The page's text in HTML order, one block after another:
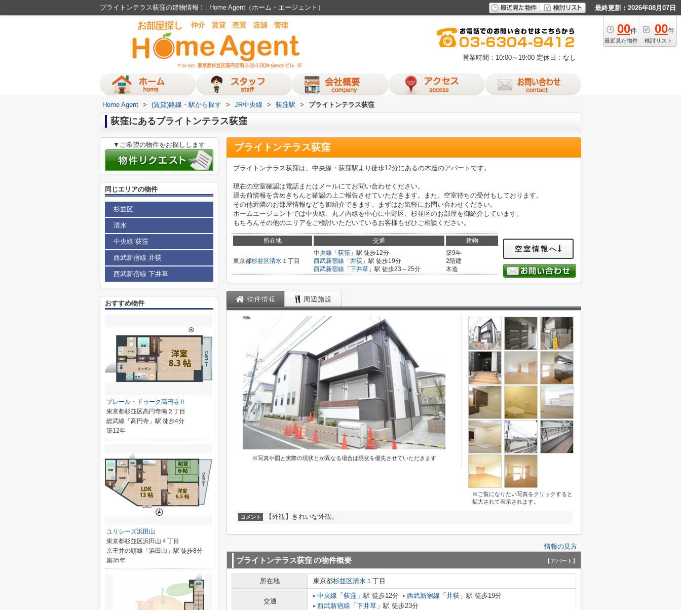
ブライトンテラス荻窪の建物情報！│Home Agent（ホーム・エージェント） 最終更新：2026年08月07日
00件
最近見た物件
00件
検討リスト
営業時間：10:00～19:00 定休日：なし
Home Agent > (賃貸)路線・駅から探す > JR中央線 > 荻窪駅 > ブライトンテラス荻窪
荻窪にあるブライトンテラス荻窪
ブライトンテラス荻窪
ブライトンテラス荻窪は、中央線・荻窪駅より徒歩12分にあるの木造のアパートです。
現在の空室確認は電話またはメールにてお問い合わせください。
退去前情報を含めきちんと確認の上ご報告させていただきます。また、空室待ちの受付もしております。
その他近隣のお部屋情報なども御紹介できます。まずはお気軽にお問い合わせください。
ホームエージェントでは中央線、丸ノ内線を中心に中野区、杉並区のお部屋を御紹介しています。
もちろんその他のエリアをご検討いただいているお客様もぜひご相談ください。
所在地 交通 建物
東京都杉並区清水 １丁目
中央線 「 荻窪 」駅 徒歩12分
西武新宿線 「 井荻 」駅 徒歩19分
西武新宿線 「 下井草 」駅 徒歩23～25分
築9年
2階建
木造
空室情報へ
物件情報 周辺施設
※写真や図と実際の現状とが異なる場合は現状を優先させていただきます
※ご覧になりたい写真をクリックすると
拡大されて表示されます。
コメント 【外観】きれいな外観。
情報の見方
ブライトンテラス荻窪の物件概要 【アパート】
所在地 東京都杉並区清水 １丁目
交通
中央線 「 荻窪 」駅 徒歩12分 西武新宿線 「 井荻 」駅 徒歩19分
西武新宿線 「 下井草 」駅 徒歩23分
▼ご希望の物件をお探しします
同じエリアの物件
杉並区
清水
中央線 荻窪
西武新宿線 井荻
西武新宿線 下井草
おすすめ物件
プレール・ドゥーク高円寺Ⅱ
東京都杉並区高円寺南２丁目
総武線「高円寺」駅 徒歩4分
築12年
ユリシーズ浜田山
東京都杉並区浜田山４丁目
京王井の頭線「浜田山」駅 徒歩8分
築35年